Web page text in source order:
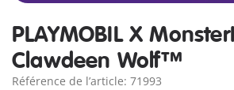
PLAYMOBIL X
Clawdeen Wolf™
Référence de l’article: 71993